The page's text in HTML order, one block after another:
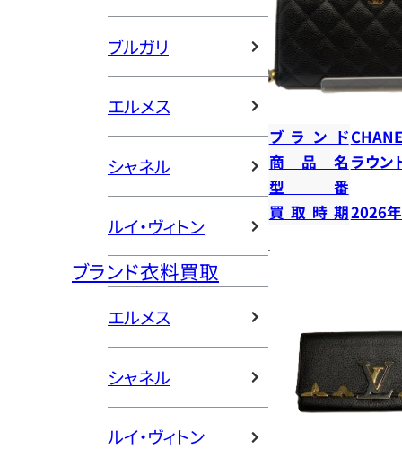
ブルガリ
エルメス
シャネル
ルイ・ヴィトン
ブランド衣料買取
エルメス
シャネル
ルイ・ヴィトン
ブランド
商品名 ラウン
型番
買取時期2026